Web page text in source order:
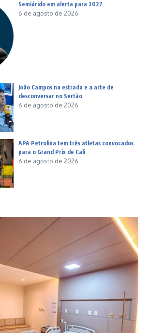
Semiárido em alerta para 2027
6 de agosto de 2026
João Campos na estrada e a arte de
desconversar no Sertão
6 de agosto de 2026
APA Petrolina tem três atletas convocados
para o Grand Prix de Cali
6 de agosto de 2026